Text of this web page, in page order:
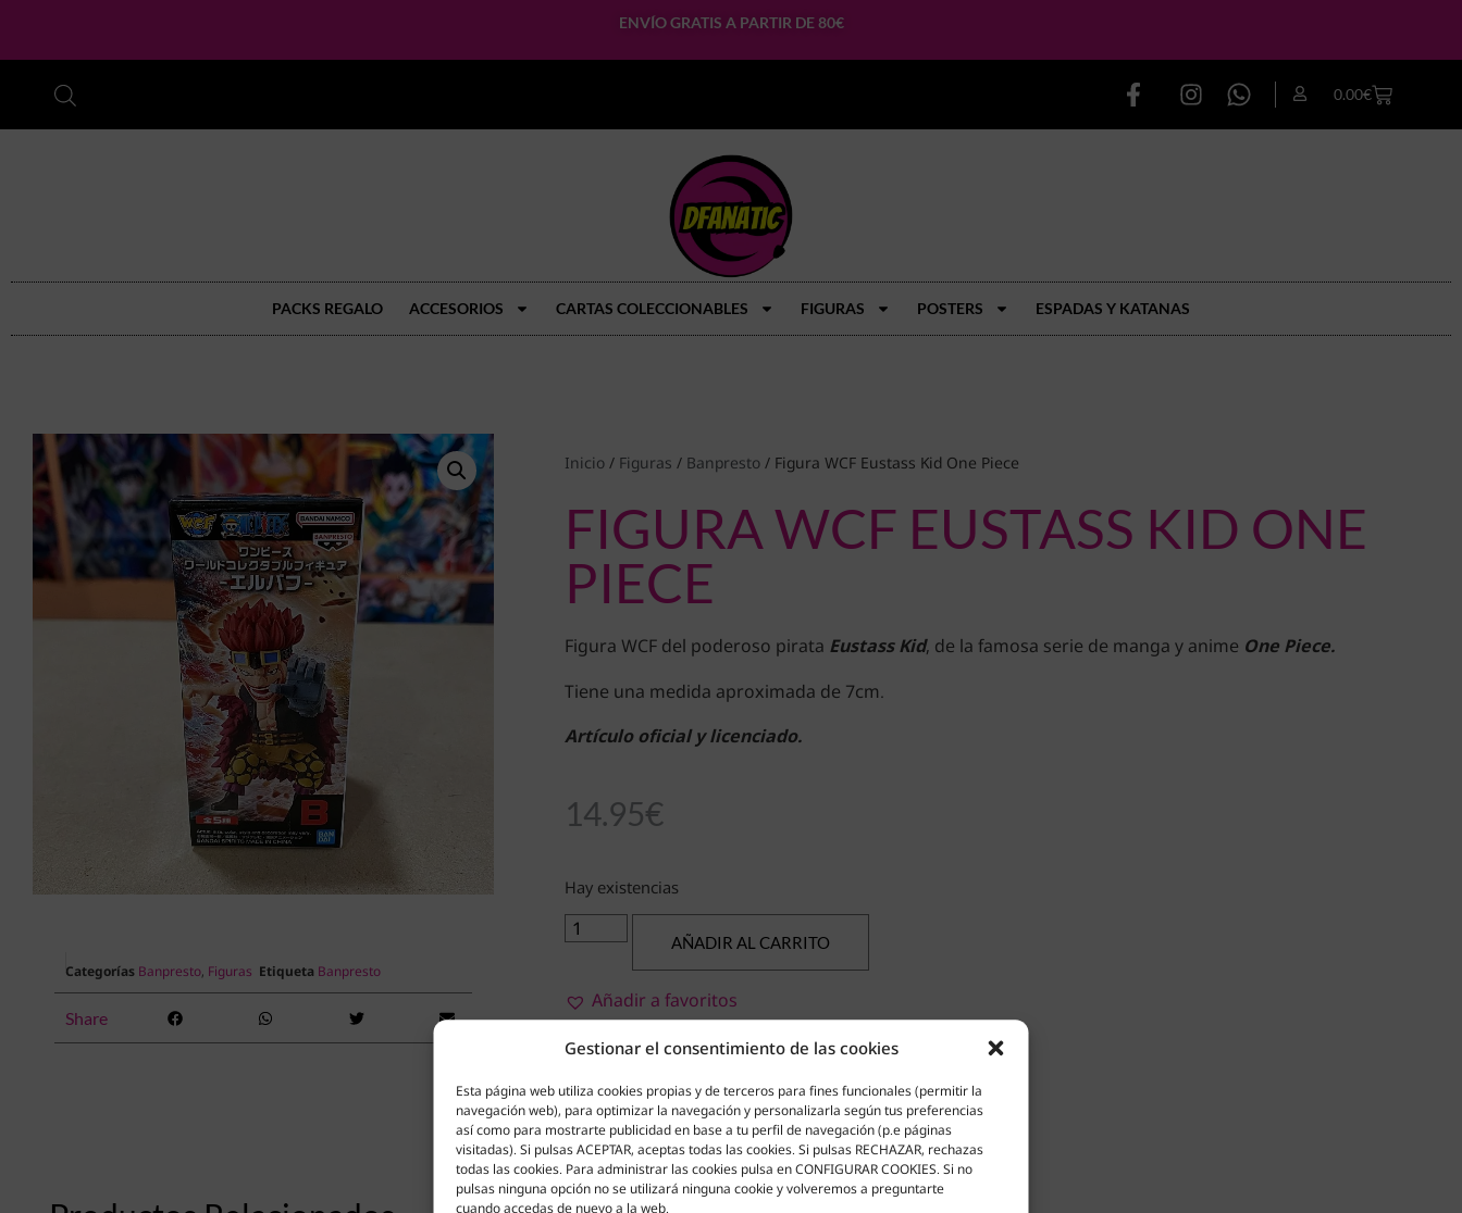
Gestionar el consentimiento de las cookies
Esta página web utiliza cookies propias y de terceros para fines funcionales (permitir la
navegación web), para optimizar la navegación y personalizarla según tus preferencias
así como para mostrarte publicidad en base a tu perfil de navegación (p.e páginas
visitadas). Si pulsas ACEPTAR, aceptas todas las cookies. Si pulsas RECHAZAR, rechazas
todas las cookies. Para administrar las cookies pulsa en CONFIGURAR COOKIES. Si no
pulsas ninguna opción no se utilizará ninguna cookie y volveremos a preguntarte
cuando accedas de nuevo a la web.
ENVÍO GRATIS A PARTIR DE 80€
0.00€
PACKS REGALO ACCESORIOS CARTAS COLECCIONABLES FIGURAS POSTERS ESPADAS Y KATANAS
Categorías Banpresto, Figuras Etiqueta Banpresto
Share
Inicio/ Figuras / Banpresto/ Figura WCF Eustass Kid One Piece
FIGURA WCF EUSTASS KID ONE
PIECE
Figura WCF del poderoso pirata Eustass Kid, de la famosa serie de manga y anime One Piece.
Tiene una medida aproximada de 7cm.
Artículo oficial y licenciado.
14.95€
Hay existencias
AÑADIR AL CARRITO
Añadir a favoritos